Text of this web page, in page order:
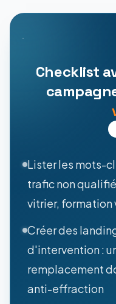
Checklist
Lister les mots-
trafic non
vitrier, formation
Créer des
d'intervention :
remplacement
anti-effraction